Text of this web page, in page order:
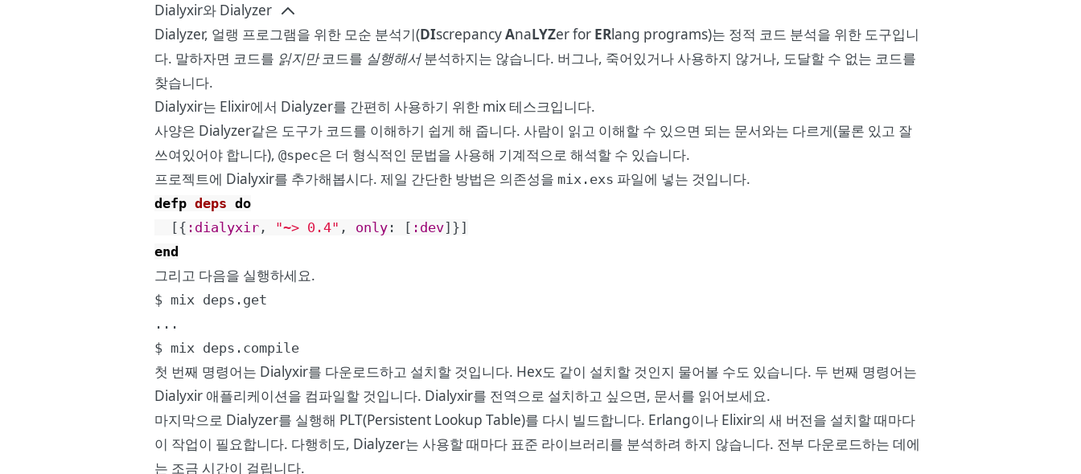
Dialyxir와 Dialyzer
Dialyzer, 얼랭 프로그램을 위한 모순 분석기(DIscrepancyAnaLYZer for ERlang programs)는 정적 코드 분석을 위한 도구입니
다. 말하자면 코드를 읽지만코드를 실행해서분석하지는 않습니다. 버그나, 죽어있거나 사용하지 않거나, 도달할 수 없는 코드를
찾습니다.
Dialyxir는 Elixir에서 Dialyzer를 간편히 사용하기 위한 mix 테스크입니다.
사양은 Dialyzer같은 도구가 코드를 이해하기 쉽게 해 줍니다. 사람이 읽고 이해할 수 있으면 되는 문서와는 다르게(물론 있고 잘
쓰여있어야 합니다), @spec은 더 형식적인 문법을 사용해 기계적으로 해석할 수 있습니다.
프로젝트에 Dialyxir를 추가해봅시다. 제일 간단한 방법은 의존성을 mix.exs 파일에 넣는 것입니다.
defp deps do
[{ :dialyxir , "~> 0.4" , only : [ :dev] }]
end
그리고 다음을 실행하세요.
$ mix deps.get
...
$ mix deps.compile
첫 번째 명령어는 Dialyxir를 다운로드하고 설치할 것입니다. Hex도 같이 설치할 것인지 물어볼 수도 있습니다. 두 번째 명령어는
Dialyxir 애플리케이션을 컴파일할 것입니다. Dialyxir를 전역으로 설치하고 싶으면, 문서를 읽어보세요.
마지막으로 Dialyzer를 실행해 PLT(Persistent Lookup Table)를 다시 빌드합니다. Erlang이나 Elixir의 새 버전을 설치할 때마다
이 작업이 필요합니다. 다행히도, Dialyzer는 사용할 때마다 표준 라이브러리를 분석하려 하지 않습니다. 전부 다운로드하는 데에
는 조금 시간이 걸립니다.